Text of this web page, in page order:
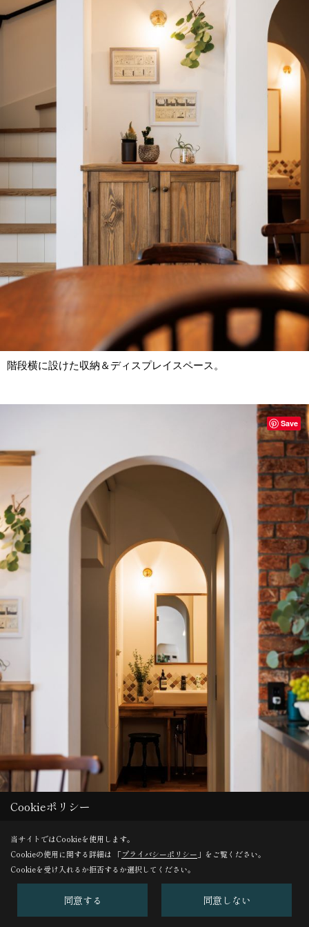
階段横に設けた収納＆ディスプレイスペース。
連続するアーチ壁の奥には洗面スペースを設けました。
Save
Cookieポリシー
当サイトではCookieを使用します。
Cookieの使用に関する詳細は 「プライバシーポリシー 」をご覧ください。
Cookieを受け入れるか拒否するか選択してください。
同意する 同意しない